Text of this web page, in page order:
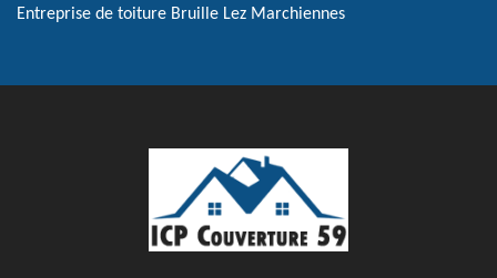
Entreprise de toiture Bruille Lez Marchiennes